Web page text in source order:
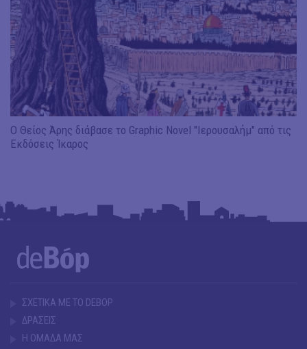
Ο Θείος Άρης διάβασε το Graphic Novel "Ιερουσαλήμ" από τις
Εκδόσεις Ίκαρος
ΣΧΕΤΙΚΑ ΜΕ ΤΟ DEBOP
ΔΡΑΣΕΙΣ
Η ΟΜΑΔΑ ΜΑΣ